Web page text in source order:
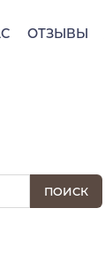
ОТЗЫВЫ